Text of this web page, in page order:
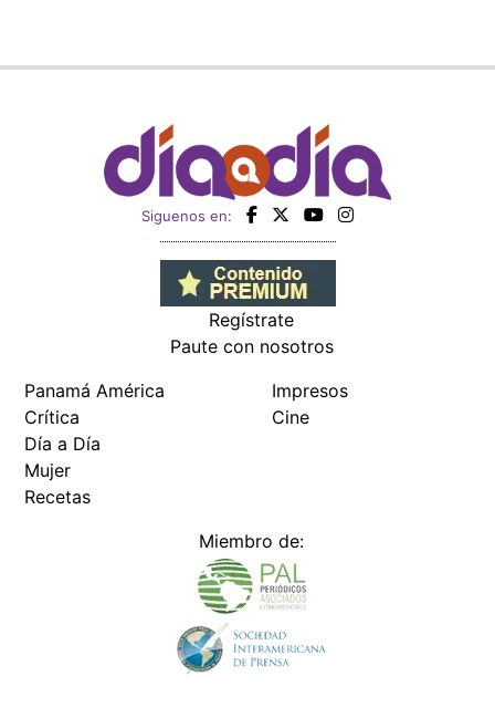
Siguenos en:
Regístrate
Paute con nosotros
Panamá América
Crítica
Día a Día
Mujer
Recetas
Impresos
Cine
Miembro de: